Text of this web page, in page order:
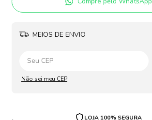
MEIOS DE ENVIO
Não sei meu CEP
LOJA 100% SEGURA